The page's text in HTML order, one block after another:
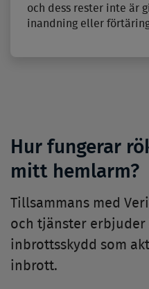
och dess rester inte är
inandning eller
Hur fungerar
mitt hemlarm?
Tillsammans med
och tjänster erbjuder
inbrottsskydd som
inbrott.